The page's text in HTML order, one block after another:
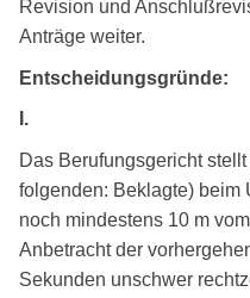
Revision und
Anträge weiter.
Entscheidungsgründe:
I.
Das Berufungsgericht
folgenden: Beklagte) beim
noch mindestens 10 m
Anbetracht der
Sekunden unschwer